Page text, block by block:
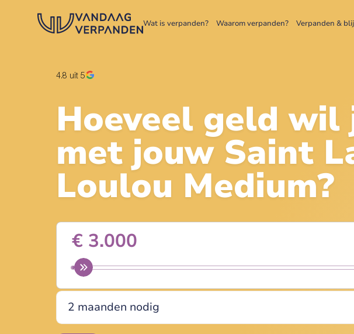
Wat is verpanden? Waarom verpanden? Verpanden &
4.8 uit 5
Hoeveel geld wil
met jouw Saint
Loulou Medium?